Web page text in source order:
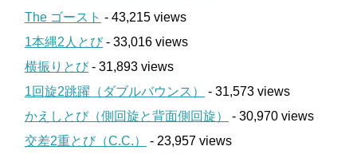
The ゴースト - 43,215 views
1本縄2人とび- 33,016 views
横振りとび- 31,893 views
1回旋2跳躍（ダブルバウンス）
- 31,573 views
かえしとび（側回旋と背面側回旋）
- 30,970 views
交差2重とび（C.C.）
- 23,957 views